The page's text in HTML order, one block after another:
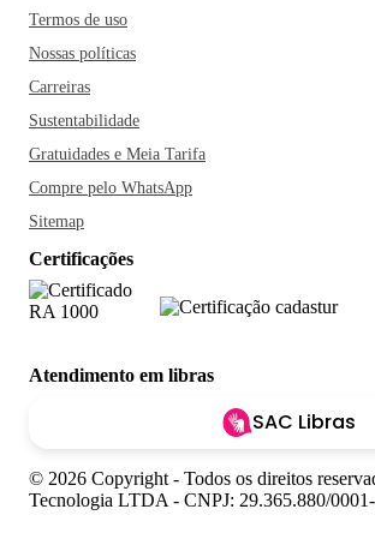
Termos de uso
Nossas políticas
Carreiras
Sustentabilidade
Gratuidades e Meia Tarifa
Compre pelo WhatsApp
Sitemap
Certificações
Atendimento em libras
SAC Libras
© 2026 Copyright - Todos os direitos
Tecnologia LTDA - CNPJ: 29.365.880/0001-